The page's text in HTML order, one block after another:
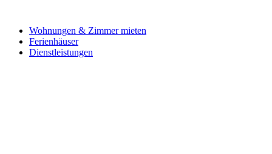
Wohnungen & Zimmer mieten
Ferienhäuser
Dienstleistungen